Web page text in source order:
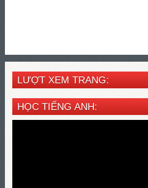
LƯỢT XEM TRANG:
HỌC TIẾNG ANH: